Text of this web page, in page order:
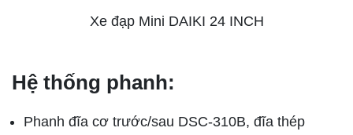
Xe đạp Mini DAIKI 24 INCH
Hệ thống phanh:
Phanh đĩa cơ trước/sau DSC-310B, đĩa thép